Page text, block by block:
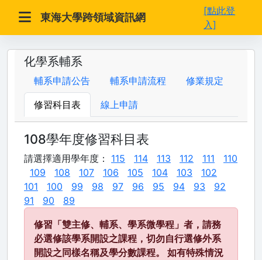
東海大學跨領域資訊網
[點此登
入]
化學系輔系
輔系申請公告 輔系申請流程 修業規定
修習科目表 線上申請
108學年度修習科目表
請選擇適用學年度： 115 114 113 112 111
110
109
108 107 106 105 104 103
102
101
100 99 98 97 96 95 94 93
92
91
90 89
修習「雙主修、輔系、學系微學程」者，請務
必選修該學系開設之課程，切勿自行選修外系
開設之同樣名稱及學分數課程。 如有特殊情況